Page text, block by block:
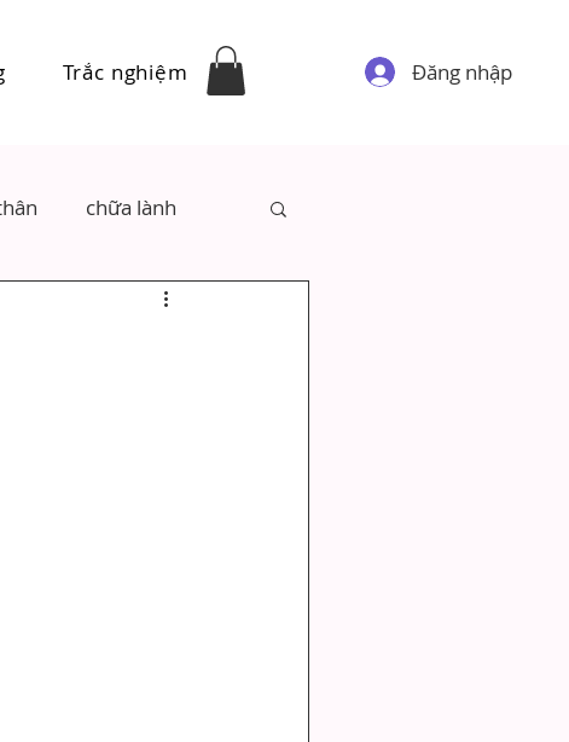
Trắc nghiệm Đăng nhập
chữa lành